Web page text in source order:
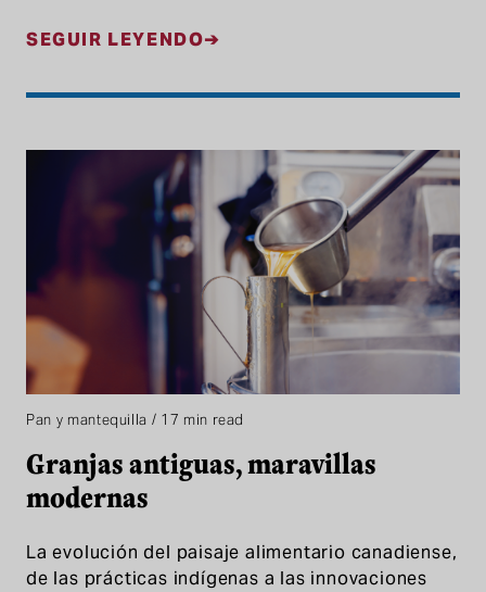
SEGUIR LEYENDO
Pan y mantequilla / 17 min read
Granjas antiguas, maravillas
modernas
La evolución del paisaje alimentario canadiense,
de las prácticas indígenas a las innovaciones